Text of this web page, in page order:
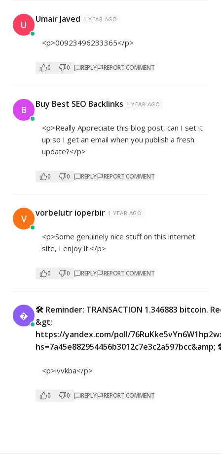
U Umair Javed 1 YEAR AGO
<p>00923496233365</p>
0 0 REPLY REPORT COMMENT
B Buy Best SEO Backlinks 1 YEAR AGO
<p>Really Appreciate this blog post, can I set it
up so I get an email when you publish a fresh
update?</p>
0 0 REPLY REPORT COMMENT
V vorbelutr ioperbir 1 YEAR AGO
<p>Some genuinely nice stuff on this internet
site, I enjoy it.</p>
0 0 REPLY REPORT COMMENT

🛠 Reminder: TRANSACTION 1.346883 bitcoin.
&gt;
https://yandex.com/poll/
hs=7a45e882954456b3012c7e3c2a597bcc&amp;
<p>ivvkba</p>
0 0 REPLY REPORT COMMENT